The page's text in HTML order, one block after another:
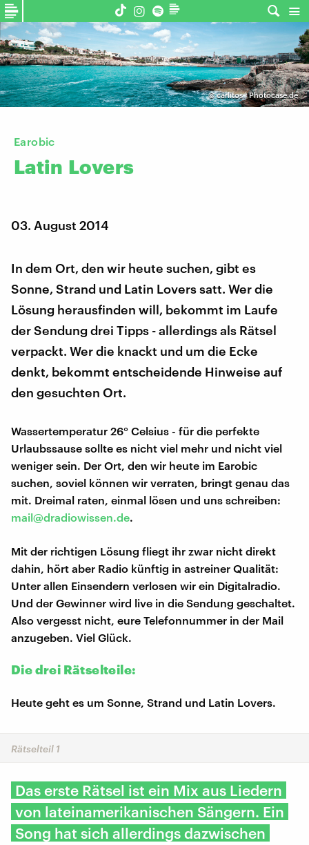
©carlitos | Photocase.de
Earobic
Latin Lovers
03. August 2014
In dem Ort, den wir heute suchen, gibt es
Sonne, Strand und Latin Lovers satt. Wer die
Lösung herausfinden will, bekommt im Laufe
der Sendung drei Tipps - allerdings als Rätsel
verpackt. Wer die knackt und um die Ecke
denkt, bekommt entscheidende Hinweise auf
den gesuchten Ort.
Wassertemperatur 26° Celsius - für die perfekte
Urlaubssause sollte es nicht viel mehr und nicht viel
weniger sein. Der Ort, den wir heute im Earobic
suchen, soviel können wir verraten, bringt genau das
mit. Dreimal raten, einmal lösen und uns schreiben:
mail@dradiowissen.de.
Mit der richtigen Lösung fliegt ihr zwar nicht direkt
dahin, hört aber Radio künftig in astreiner Qualität:
Unter allen Einsendern verlosen wir ein Digitalradio.
Und der Gewinner wird live in die Sendung geschaltet.
Also vergesst nicht, eure Telefonnummer in der Mail
anzugeben. Viel Glück.
Die drei Rätselteile:
Heute geht es um Sonne, Strand und Latin Lovers.
Rätselteil 1
Das erste Rätsel ist ein Mix aus Liedern
von lateinamerikanischen Sängern. Ein
Song hat sich allerdings dazwischen